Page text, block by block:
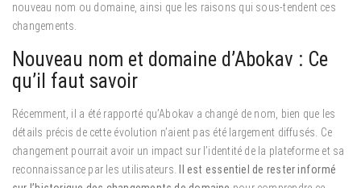
nouveau nom ou domaine, ainsi que les raisons qui sous-tendent ces
changements.
Nouveau nom et domaine d’Abokav : Ce
qu’il faut savoir
Récemment, il a été rapporté qu’Abokav a changé de nom, bien que les
détails précis de cette évolution n’aient pas été largement diffusés. Ce
changement pourrait avoir un impact sur l’identité de la plateforme et sa
reconnaissance par les utilisateurs.
Il est essentiel de rester informé